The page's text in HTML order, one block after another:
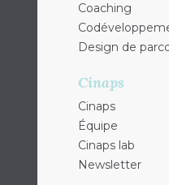
Coaching
Design de
Cinaps
Cinaps
Équipe
Cinaps lab
Newsletter